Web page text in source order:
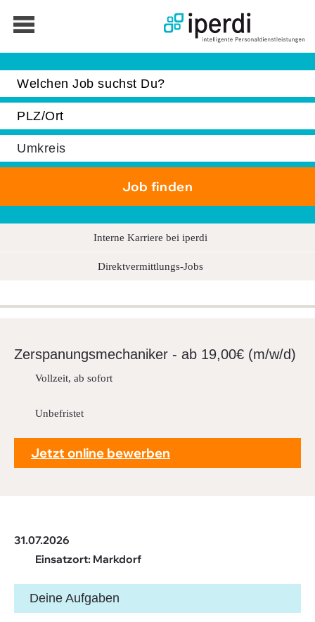
Interne Karriere bei iperdi
Direktvermittlungs-Jobs
Zerspa­nungs­me­cha­niker - ab 19,00€ (m/w/d)
Vollzeit, ab sofort
Unbefristet
Jetzt online bewerben
31.07.2026
Einsatzort: Markdorf
Deine Aufgaben
Jobbörse
Bewerber
Unternehmen
Über iperdi
AGB
Sitemap